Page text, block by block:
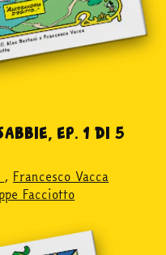
ep. 1 di 5
, Francesco Vacca
Facciotto